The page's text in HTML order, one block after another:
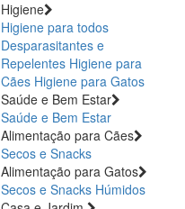
Higiene
Higiene para todos
Desparasitantes e
Repelentes Higiene para
Cães Higiene para Gatos
Saúde e Bem Estar
Saúde e Bem Estar
Alimentação para Cães
Secos e Snacks
Alimentação para Gatos
Secos e Snacks Húmidos